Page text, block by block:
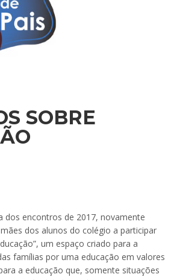
SOBRE
dos encontros de 2017, novamente
dos alunos do colégio a participar
um espaço criado para a
famílias por uma educação em valores
a educação que, somente situações